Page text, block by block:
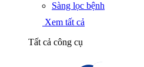
Sàng lọc bệnh
Xem tất cả
Tất cả công cụ